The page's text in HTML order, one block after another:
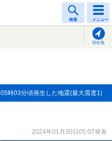
検索 メニュー
現在地
05時03分頃発生した地震(最大震度1)
2024年01月30日05:07発表